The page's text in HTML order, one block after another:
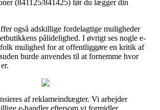
(841125/841425) før du lægger din
også adskillige fordelagtige muligheder
pålidelighed. I øvrigt ses nogle e-
mulighed for at offentliggøre en kritik af
burde anvendes til at fornemme hvor
af reklameindtægter. Vi arbejder
e-handler eftersom vi formidler